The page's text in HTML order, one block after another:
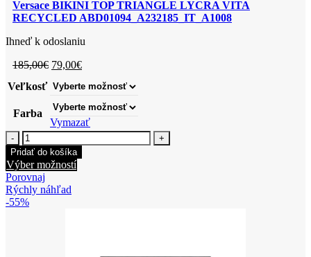
môžete
vybrať
stránke
Versace BIKINI TOP TRIANGLE LYCRA VITA
RECYCLED ABD01094_A232185_IT_A1008
Ihneď k odoslaniu
185,00€ Pôvodná
bola:
185,00€.
79,00€Aktuálna
je:
79,00€.
Veľkosť
Farba
Vymazať
množstvo
Versace
BIKINI
TOP
TRIANGLE
LYCRA
Pridať do košíka
Výber možnostíTento
Porovnaj
Rýchly náhľad
-55%